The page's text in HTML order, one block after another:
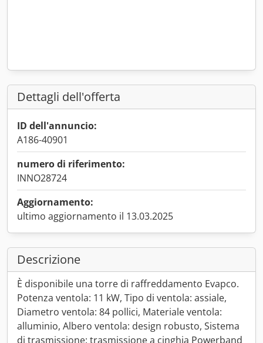
Dettagli dell'offerta
ID dell'annuncio:
A186-40901
numero di riferimento:
INNO28724
Aggiornamento:
ultimo aggiornamento il 13.03.2025
Descrizione
È disponibile una torre di raffreddamento Evapco.
Potenza ventola: 11 kW, Tipo di ventola: assiale,
Diametro ventola: 84 pollici, Materiale ventola:
alluminio, Albero ventola: design robusto, Sistema
di trasmissione: trasmissione a cinghia Powerband